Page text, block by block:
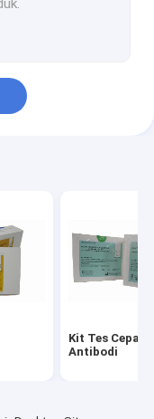
Kit Tes Cepat
Antibodi